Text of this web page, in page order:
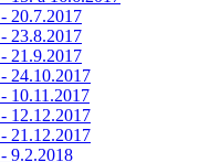
20.7.2017
23.8.2017
21.9.2017
24.10.2017
10.11.2017
12.12.2017
21.12.2017
9.2.2018